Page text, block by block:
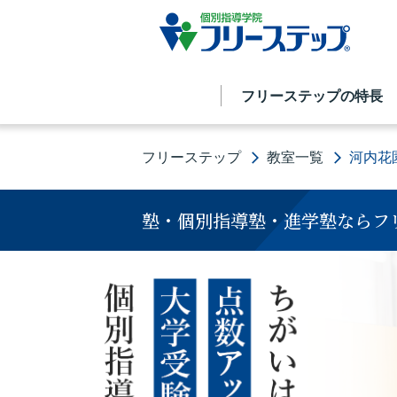
フリーステップの特長
フリーステップ 教室一覧 河内花
塾・個別指導塾・進学塾ならフ